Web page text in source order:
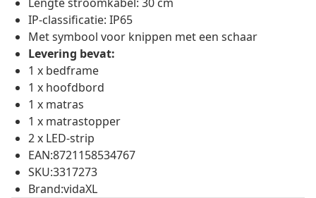
IP-classificatie: IP65
Met symbool voor knippen met een schaar
Levering bevat:
1 x bedframe
1 x hoofdbord
1 x matras
1 x matrastopper
2 x LED-strip
EAN:8721158534767
SKU:3317273
Brand:vidaXL